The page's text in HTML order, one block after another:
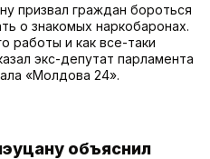
призвал граждан бороться
о знакомых наркобаронах.
работы и как все-таки
экс-депутат парламента
«Молдова 24».
объяснил